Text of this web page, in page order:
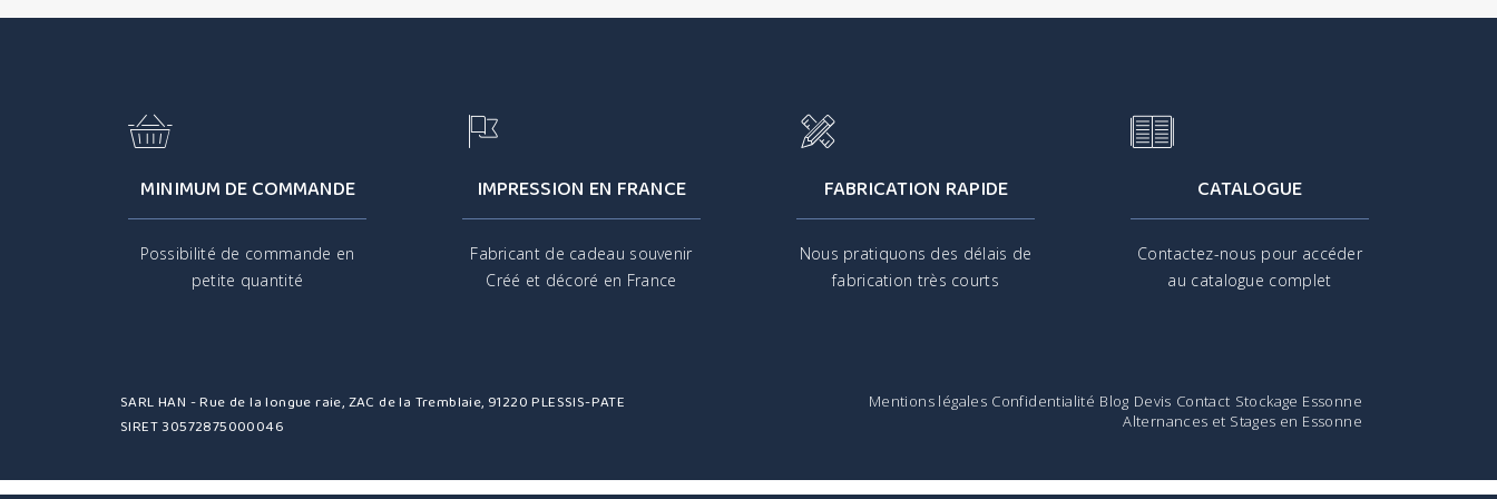
MINIMUM DE COMMANDE
Possibilité de commande en
petite quantité
IMPRESSION EN FRANCE
Fabricant de cadeau souvenir
Créé et décoré en France
FABRICATION RAPIDE
Nous pratiquons des délais de
fabrication très courts
CATALOGUE
Contactez-nous pour accéder
au catalogue complet
SARL HAN - Rue de la longue raie, ZAC de la Tremblaie, 91220 PLESSIS-PATE
SIRET 30572875000046
Mentions légales Confidentialité Blog Devis Contact Stockage Essonne
Alternances et Stages en Essonne